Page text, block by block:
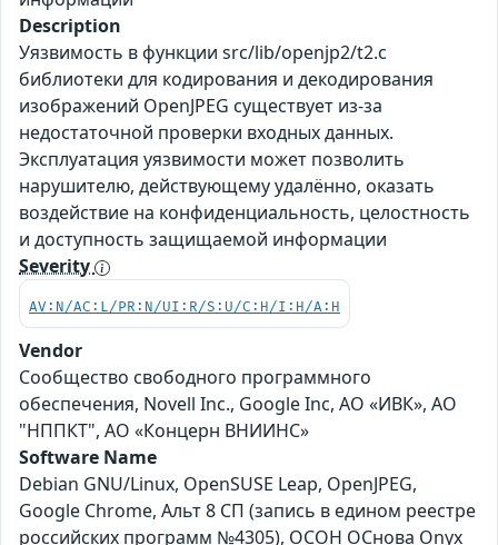
Description
Уязвимость в функции src/lib/openjp2/t2.c
библиотеки для кодирования и декодирования
изображений OpenJPEG существует из-за
недостаточной проверки входных данных.
Эксплуатация уязвимости может позволить
нарушителю, действующему удалённо, оказать
воздействие на конфиденциальность, целостность
и доступность защищаемой информации
Severity
AV:N/AC:L/PR:N/UI:R/S:U/C:H/I:H/A:H
Vendor
Сообщество свободного программного
обеспечения, Novell Inc., Google Inc, АО «ИВК», АО
"НППКТ", АО «Концерн ВНИИНС»
Software Name
Debian GNU/Linux, OpenSUSE Leap, OpenJPEG,
Google Chrome, Альт 8 СП (запись в едином реестре
российских программ №4305), ОСОН ОСнова Оnyx